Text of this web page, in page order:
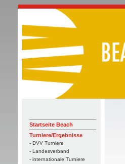
Startseite Beach
Turniere/Ergebnisse
- DVV Turniere
- Landesverband
- internationale Turniere